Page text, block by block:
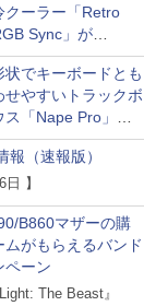
クーラー「Retro
Sync」が
から
状でキーボードとも
せやすいトラックボ
「Nape Pro」が
から
報（速報版）
】
B860マザーの購
ムがもらえるバンド
ペーン
The Beast』